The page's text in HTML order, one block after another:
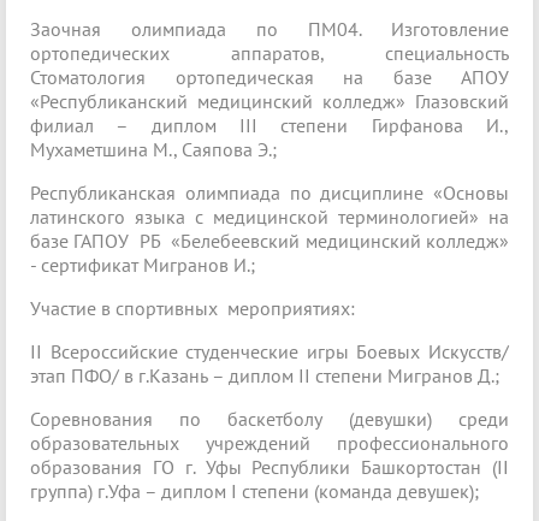
Заочная олимпиада по ПМ04. Изготовление
ортопедических аппаратов, специальность
Стоматология ортопедическая на базе АПОУ
«Республиканский медицинский колледж» Глазовский
филиал – диплом III степени Гирфанова И.,
Мухаметшина М., Саяпова Э.;
Республиканская олимпиада по дисциплине «Основы
латинского языка с медицинской терминологией» на
базе ГАПОУ РБ «Белебеевский медицинский колледж»
- сертификат Мигранов И.;
Участие в спортивных мероприятиях:
II Всероссийские студенческие игры Боевых Искусств/
этап ПФО/ в г.Казань – диплом II степени Мигранов Д.;
Соревнования по баскетболу (девушки) среди
образовательных учреждений профессионального
образования ГО г. Уфы Республики Башкортостан (II
группа) г.Уфа – диплом I степени (команда девушек);